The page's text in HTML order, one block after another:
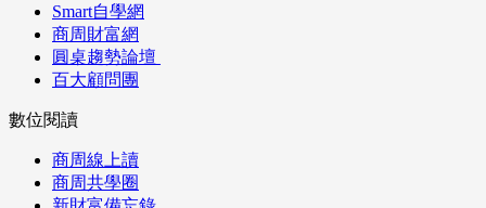
Smart自學網
商周財富網
圓桌趨勢論壇
百大顧問團
數位閱讀
商周線上讀
商周共學圈